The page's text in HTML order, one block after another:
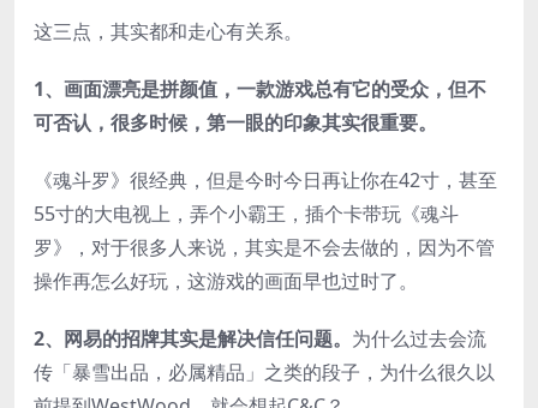
这三点，其实都和走心有关系。
1、画面漂亮是拼颜值，一款游戏总有它的受众，但不
可否认，很多时候，第一眼的印象其实很重要。
《魂斗罗》很经典，但是今时今日再让你在42寸，甚至
55寸的大电视上，弄个小霸王，插个卡带玩《魂斗
罗》，对于很多人来说，其实是不会去做的，因为不管
操作再怎么好玩，这游戏的画面早也过时了。
2、网易的招牌其实是解决信任问题。 为什么过去会流
传「暴雪出品，必属精品」之类的段子，为什么很久以